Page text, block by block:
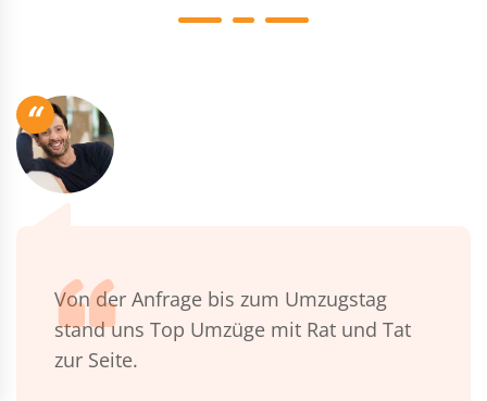
“
Von der Anfrage bis zum Umzugstag
stand uns Top Umzüge mit Rat und Tat
zur Seite.